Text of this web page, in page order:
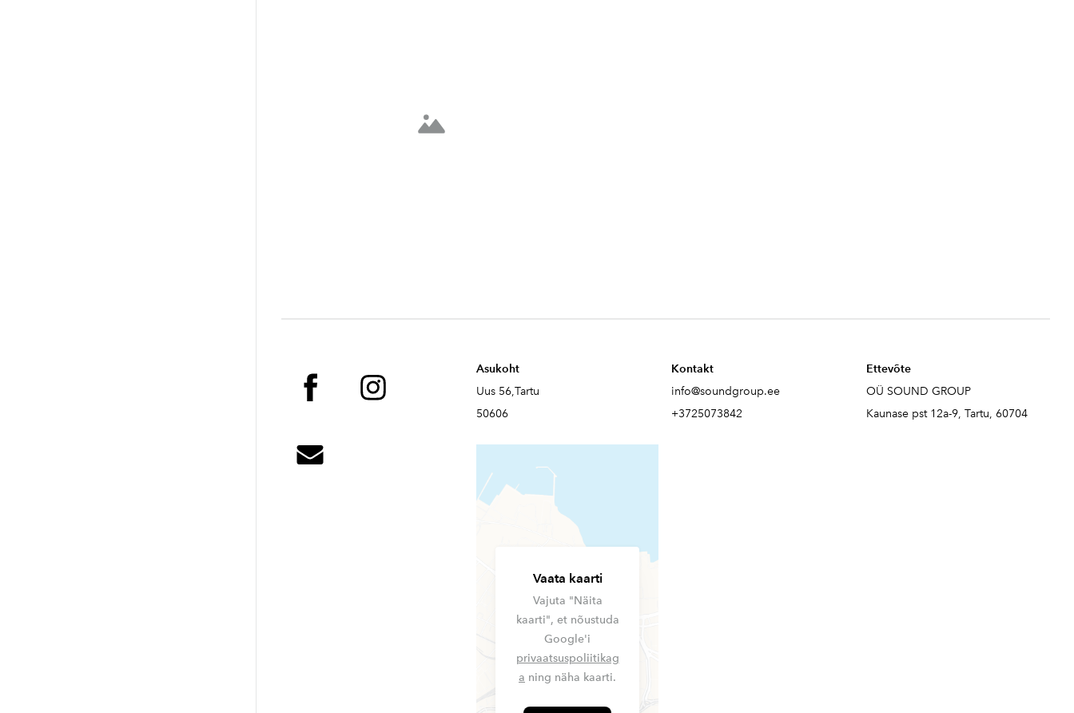
Asukoht
Uus 56,Tartu
50606
Vaata kaarti
Vajuta "Näita
kaarti", et nõustuda
Google'i
privaatsuspoliitikag
a ning näha kaarti.
Kontakt
info@soundgroup.ee
+3725073842
Ettevõte
OÜ SOUND GROUP
Kaunase pst 12a-9, Tartu, 60704